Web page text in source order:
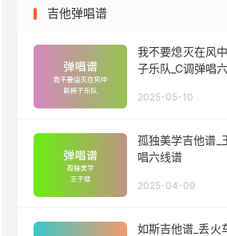
吉他弹唱谱
我不要熄灭在风
子乐队_C调弹唱
2025-05-10
孤独美学吉他谱_
唱六线谱
2025-04-09
如斯吉他谱_丢火